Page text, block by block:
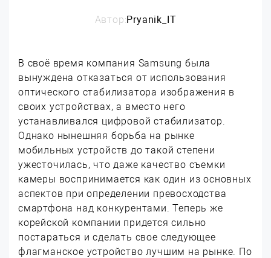
Автор:Pryanik_IT
В своё время компания Samsung была
вынуждена отказаться от использования
оптического стабилизатора изображения в
своих устройствах, а вместо него
устанавливался цифровой стабилизатор.
Однако нынешняя борьба на рынке
мобильных устройств до такой степени
ужесточилась, что даже качество съемки
камеры воспринимается как один из основных
аспектов при определении превосходства
смартфона над конкурентами. Теперь же
корейской компании придется сильно
постараться и сделать свое следующее
флагманское устройство лучшим на рынке. По